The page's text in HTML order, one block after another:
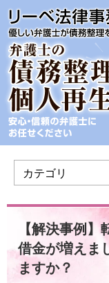
【解決事例】
借金が増えま
ますか？